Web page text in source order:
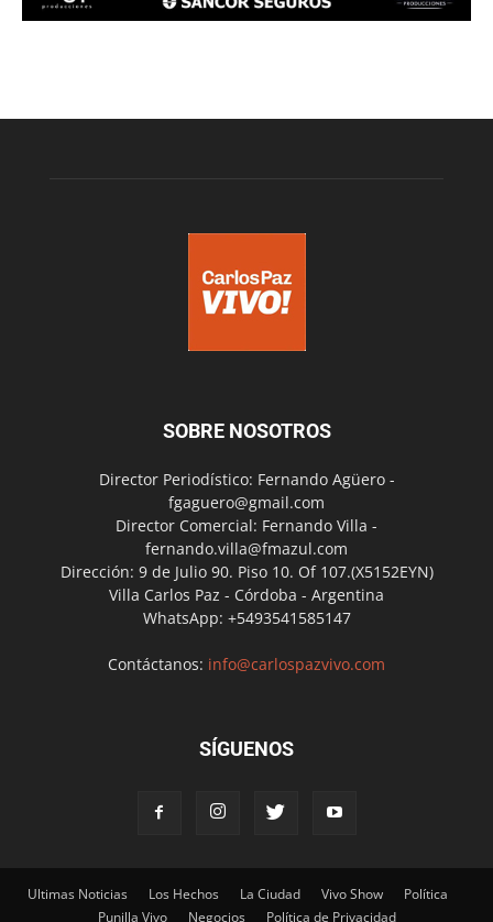
SOBRE NOSOTROS
Director Periodístico: Fernando Agüero -
fgaguero@gmail.com
Director Comercial: Fernando Villa -
fernando.villa@fmazul.com
Dirección: 9 de Julio 90. Piso 10. Of 107.(X5152EYN)
Villa Carlos Paz - Córdoba - Argentina
WhatsApp: +5493541585147
Contáctanos: info@carlospazvivo.com
SÍGUENOS
Ultimas Noticias Los Hechos La Ciudad Vivo Show
Política
Punilla Vivo
Negocios Política de Privacidad